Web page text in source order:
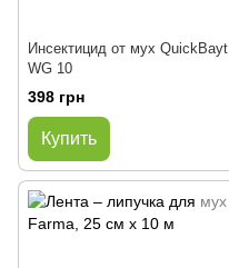
Инсектицид от мух QuickBayt
WG 10
398 грн
Купить